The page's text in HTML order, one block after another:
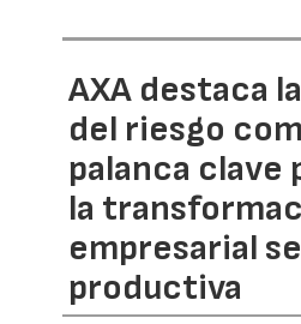
AXA destaca
del riesgo
palanca clave
la
empresarial
productiva